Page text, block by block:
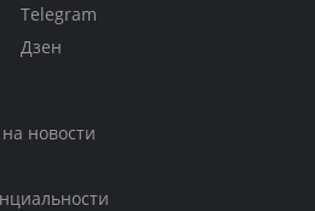
Telegram
Дзен
новости